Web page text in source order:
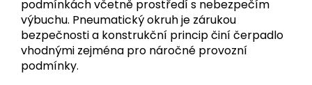
podmínkách včetně prostředí s nebezpečím
výbuchu. Pneumatický okruh je zárukou
bezpečnosti a konstrukční princip činí čerpadlo
vhodnými zejména pro náročné provozní
podmínky.